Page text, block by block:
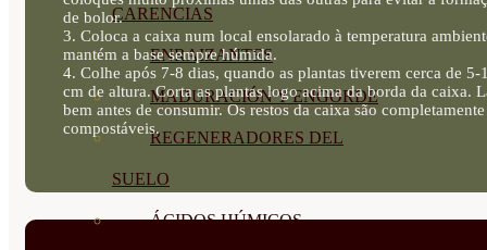
CARENCIAS
ENRAIZANTES
MADURACIÓN Y ENGORDE
REGENERADORES DEL
SUELO
ÁCIDOS HÚMICOS
de bolor.
3. Coloca a caixa num local ensolarado à temperatura
mantém a base sempre húmida.
4. Colhe após 7-8 dias, quando as plantas tiverem cerca de 5-
cm de altura. Corta as plantas logo acima da borda da caixa.
bem antes de consumir. Os restos da caixa são completamente
compostáveis.